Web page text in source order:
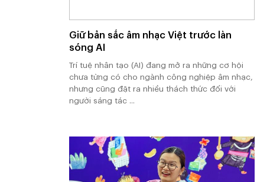
Giữ bản sắc âm nhạc Việt trước làn
sóng AI
Trí tuệ nhân tạo (AI) đang mở ra những cơ hội
chưa từng có cho ngành công nghiệp âm nhạc,
nhưng cũng đặt ra nhiều thách thức đối với
người sáng tác ...